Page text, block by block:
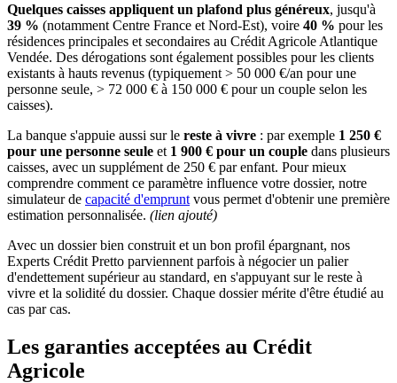
Quelques caisses appliquent un plafond plus généreux, jusqu'à
39 % (notamment Centre France et Nord-Est), voire 40 % pour les
résidences principales et secondaires au Crédit Agricole Atlantique
Vendée. Des dérogations sont également possibles pour les clients
existants à hauts revenus (typiquement > 50 000 €/an pour une
personne seule, > 72 000 € à 150 000 € pour un couple selon les
caisses).
La banque s'appuie aussi sur le reste à vivre : par exemple 1 250 €
pour une personne seule et 1 900 € pour un couple dans plusieurs
caisses, avec un supplément de 250 € par enfant. Pour mieux
comprendre comment ce paramètre influence votre dossier, notre
simulateur de capacité d'emprunt vous permet d'obtenir une première
estimation personnalisée. (lien ajouté)
Avec un dossier bien construit et un bon profil épargnant, nos
Experts Crédit Pretto parviennent parfois à négocier un palier
d'endettement supérieur au standard, en s'appuyant sur le reste à
vivre et la solidité du dossier. Chaque dossier mérite d'être étudié au
cas par cas.
Les garanties acceptées au Crédit
Agricole